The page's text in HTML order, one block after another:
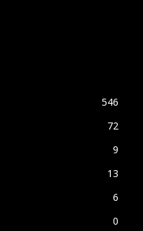
546
72
9
13
6
0